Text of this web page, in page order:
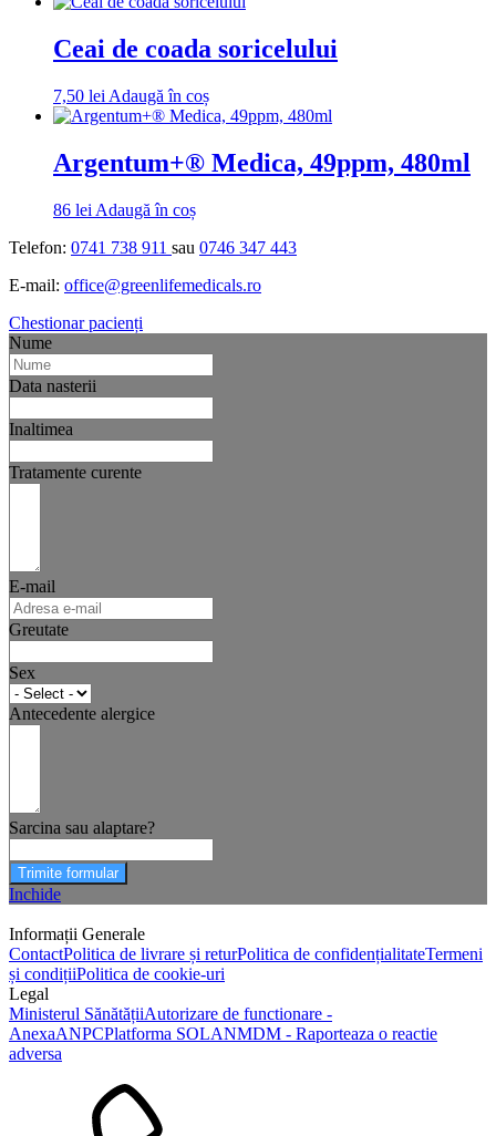
Ceai de coada soricelului
7,50 lei Adaugă în coș
Argentum+® Medica, 49ppm, 480ml
86 lei Adaugă în coș
Telefon: 0741 738 911 sau 0746 347 443
E-mail: office@greenlifemedicals.ro
Chestionar pacienți
Nume
Data nasterii
Inaltimea
Tratamente curente
E-mail
Greutate
Sex
Antecedente alergice
Sarcina sau alaptare?
Trimite formular
Inchide
Informații Generale
ContactPolitica de livrare și returPolitica de confidențialitateTermeni
și condițiiPolitica de cookie-uri
Legal
Ministerul SănătățiiAutorizare de functionare -
AnexaANPCPlatforma SOLANMDM - Raporteaza o reactie
adversa